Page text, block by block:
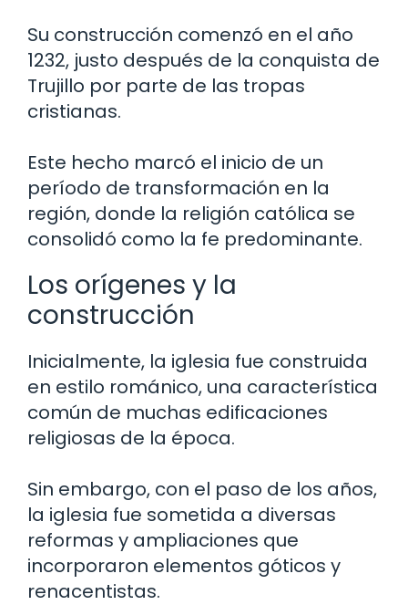
Su construcción comenzó en el año
1232, justo después de la conquista de
Trujillo por parte de las tropas
cristianas.
Este hecho marcó el inicio de un
período de transformación en la
región, donde la religión católica se
consolidó como la fe predominante.
Los orígenes y la
construcción
Inicialmente, la iglesia fue construida
en estilo románico, una característica
común de muchas edificaciones
religiosas de la época.
Sin embargo, con el paso de los años,
la iglesia fue sometida a diversas
reformas y ampliaciones que
incorporaron elementos góticos y
renacentistas.